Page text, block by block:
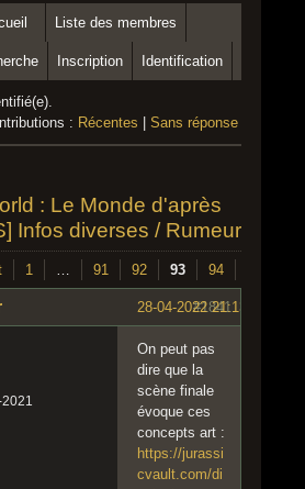
Liste des membres
Inscription Identification
: Récentes Sans réponse
: Le Monde d'après
Infos diverses / Rumeurs sur
1 … 91 92 93 94
#1841
28-04-2022 21:13:28
2021
On peut pas
dire que la
scène finale
évoque ces
concepts art :
https://jurassi
cvault.com/di